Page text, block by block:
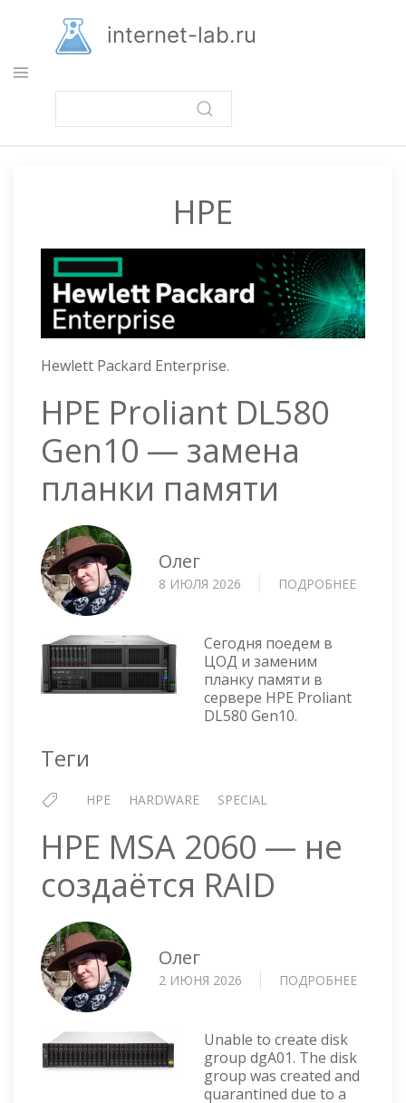
основному
содержанию
internet-lab.ru
HPE
Hewlett Packard Enterprise.
HPE Proliant DL580
Gen10 — замена
планки памяти
Олег
8 ИЮЛЯ 2026 ПОДРОБНЕЕ
Сегодня поедем в
ЦОД и заменим
планку памяти в
сервере HPE Proliant
DL580 Gen10.
Теги
HPE HARDWARE SPECIAL
HPE MSA 2060 — не
создаётся RAID
Олег
2 ИЮНЯ 2026 ПОДРОБНЕЕ
НЕ
Unable to create disk
group dgA01. The disk
group was created and
quarantined due to a